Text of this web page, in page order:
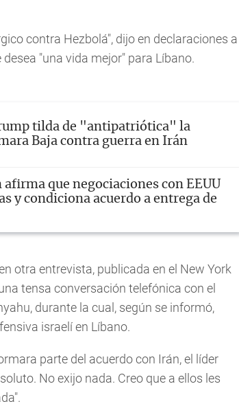
contra Hezbolá", dijo en declaraciones a
"una vida mejor" para Líbano.
tilda de "antipatriótica" la
Baja contra guerra en Irán
afirma que negociaciones con EEUU
y condiciona acuerdo a entrega de
otra entrevista, publicada en el New York
tensa conversación telefónica con el
durante la cual, según se informó,
israelí en Líbano.
parte del acuerdo con Irán, el líder
No exijo nada. Creo que a ellos les